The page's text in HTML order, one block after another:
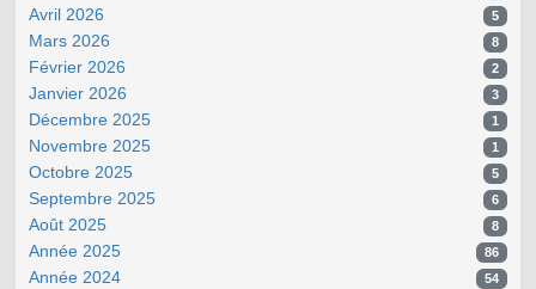
Avril 2026 5
Mars 2026 8
Février 2026 2
Janvier 2026 3
Décembre 2025 1
Novembre 2025 1
Octobre 2025 5
Septembre 2025 6
Août 2025 8
Année 2025 86
Année 2024 54